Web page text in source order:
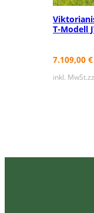
T-Modell
7.109,00 €
inkl. MwSt.